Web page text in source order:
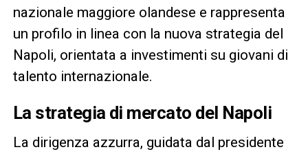
nazionale maggiore olandese e rappresenta
un profilo in linea con la nuova strategia del
Napoli, orientata a investimenti su giovani di
talento internazionale.
La strategia di mercato del Napoli
La dirigenza azzurra, guidata dal presidente